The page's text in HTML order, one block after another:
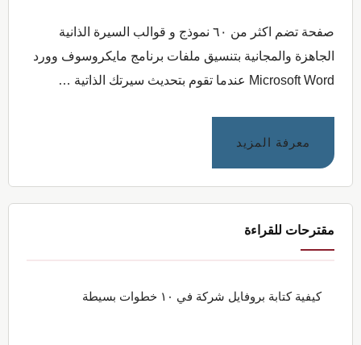
صفحة تضم اكثر من ٦٠ نموذج و قوالب السيرة الذانية
الجاهزة والمجانية بتنسيق ملفات برنامج مايكروسوف وورد
Microsoft Word عندما تقوم بتحديث سيرتك الذاتية …
معرفة المزيد
مائية
مقترحات للقراءة
كيفية كتابة بروفايل شركة في ١٠ خطوات بسيطة